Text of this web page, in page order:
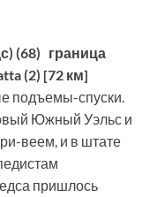
(68) граница
(2) [72 км]
подъемы-спуски.
Южный Уэльс и
веем, и в штате
пришлось